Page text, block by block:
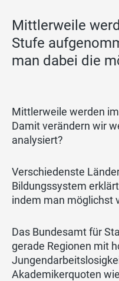
Mittlerweile
Stufe
man dabei die
Mittlerweile werden
Damit verändern wir
analysiert?
Verschiedenste
Bildungssystem
indem man möglichst
Das Bundesamt für
gerade Regionen mit
Akademikerquoten